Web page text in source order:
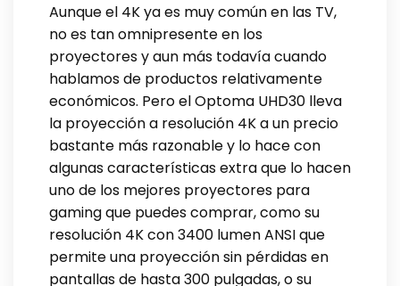
Aunque el 4K ya es muy común en las TV,
no es tan omnipresente en los
proyectores y aun más todavía cuando
hablamos de productos relativamente
económicos. Pero el Optoma UHD30 lleva
la proyección a resolución 4K a un precio
bastante más razonable y lo hace con
algunas características extra que lo hacen
uno de los mejores proyectores para
gaming que puedes comprar, como su
resolución 4K con 3400 lumen ANSI que
permite una proyección sin pérdidas en
pantallas de hasta 300 pulgadas, o su